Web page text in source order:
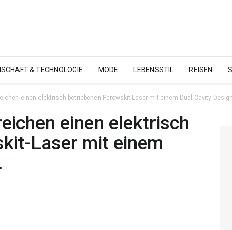
& TECHNOLOGIE MODE LEBENSSTIL REISEN
einen elektrisch betriebenen Perowskit-Laser mit einem Dual-Cavity-
einen elektrisch
Laser mit einem